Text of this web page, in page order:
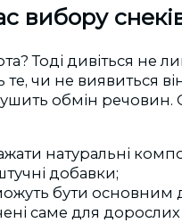
вибору
Тоді дивіться не
чи не виявиться
обмін речовин.
натуральні
добавки;
бути основним
саме для